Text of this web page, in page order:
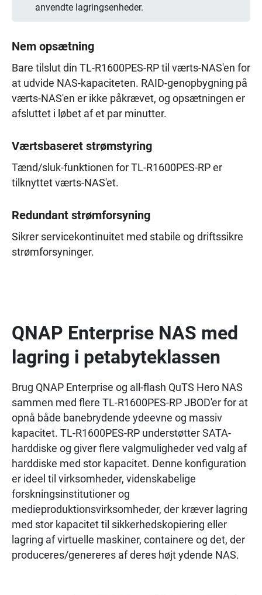
anvendte lagringsenheder.
Nem opsætning
Bare tilslut din TL-R1600PES-RP til værts-NAS'en for
at udvide NAS-kapaciteten. RAID-genopbygning på
værts-NAS'en er ikke påkrævet, og opsætningen er
afsluttet i løbet af et par minutter.
Værtsbaseret strømstyring
Tænd/sluk-funktionen for TL-R1600PES-RP er
tilknyttet værts-NAS'et.
Redundant strømforsyning
Sikrer servicekontinuitet med stabile og driftssikre
strømforsyninger.
QNAP Enterprise NAS med
lagring i petabyteklassen
Brug QNAP Enterprise og all-flash QuTS Hero NAS
sammen med flere TL-R1600PES-RP JBOD'er for at
opnå både banebrydende ydeevne og massiv
kapacitet. TL-R1600PES-RP understøtter SATA-
harddiske og giver flere valgmuligheder ved valg af
harddiske med stor kapacitet. Denne konfiguration
er ideel til virksomheder, videnskabelige
forskningsinstitutioner og
medieproduktionsvirksomheder, der kræver lagring
med stor kapacitet til sikkerhedskopiering eller
lagring af virtuelle maskiner, containere og det, der
produceres/genereres af deres højt ydende NAS.